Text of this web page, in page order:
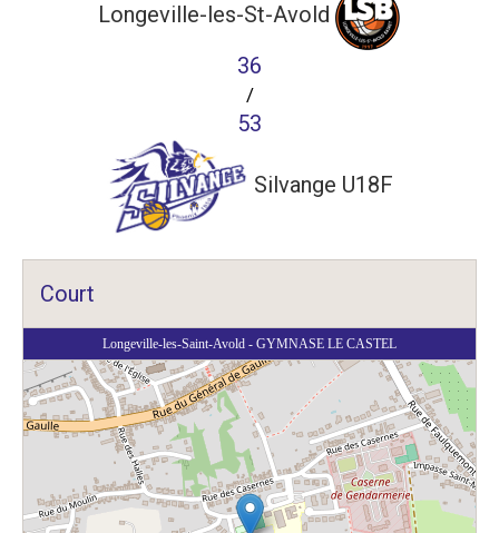
Longeville-les-St-Avold
36
/
53
Silvange U18F
Court
Longeville-les-Saint-Avold - GYMNASE LE CASTEL